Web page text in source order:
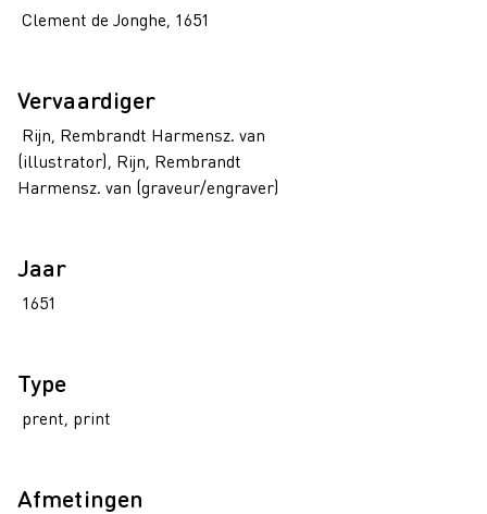
Clement de Jonghe, 1651
Vervaardiger
Rijn, Rembrandt Harmensz. van
(illustrator), Rijn, Rembrandt
Harmensz. van (graveur/engraver)
Jaar
1651
Type
prent, print
Afmetingen